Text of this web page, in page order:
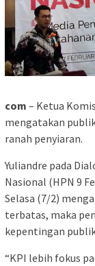
com – Ketua
mengatakan
ranah penyiaran.
Yuliandre pada
Nasional (HPN 9
Selasa (7/2)
terbatas, maka
kepentingan
“KPI lebih fokus